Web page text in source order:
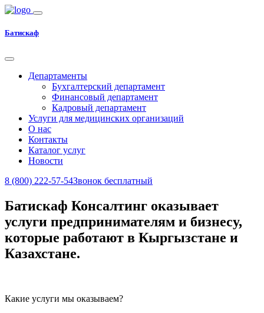
Батискаф
Департаменты
Бухгалтерский департамент
Финансовый департамент
Кадровый департамент
Услуги для медицинских организаций
О нас
Контакты
Каталог услуг
Новости
8 (800) 222-57-54Звонок бесплатный
Батискаф Консалтинг оказывает
услуги предпринимателям и бизнесу,
которые работают в Кыргызстане и
Казахстане.
Какие услуги мы оказываем?